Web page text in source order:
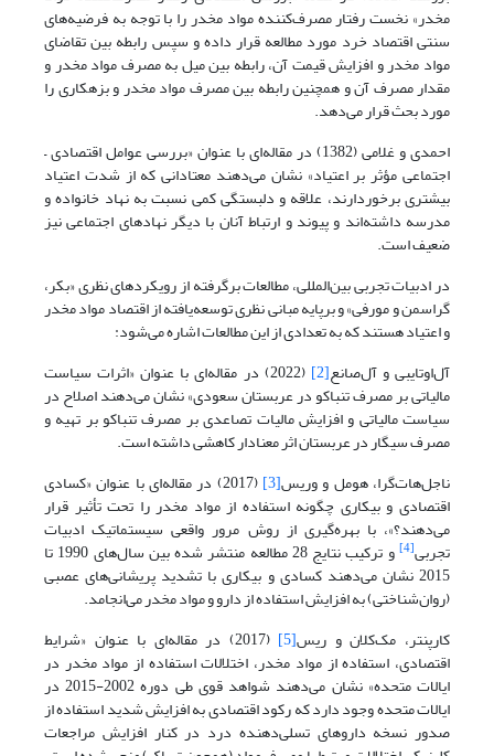
مخدر» نخست رفتار مصرف‌کننده مواد مخدر را با توجه به فرضیه‌های
سنتی اقتصاد خرد مورد مطالعه قرار داده و سپس رابطه بین تقاضای
مواد مخدر و افزایش قیمت آن، رابطه بین میل به مصرف مواد مخدر و
مقدار مصرف آن و همچنین رابطه بین مصرف مواد مخدر و بزهکاری را
مورد بحث قرار می‌دهد.
احمدی و غلامی (1382) در مقاله‌ای با عنوان «بررسی عوامل اقتصادی –
اجتماعی مؤثر بر اعتیاد» نشان می‌دهند معتادانی که از شدت اعتیاد
بیشتری برخوردارند، علاقه و دلبستگی کمی نسبت به نهاد خانواده و
مدرسه داشته‌اند و پیوند و ارتباط آنان با دیگر نهادهای اجتماعی نیز
ضعیف است.
در ادبیات تجربی بین‌المللی، مطالعات برگرفته از رویکردهای نظری «بکر،
گراسمن و مورفی» و برپایه مبانی نظری توسعه‌یافته از اقتصاد مواد مخدر
و اعتیاد هستند که به تعدادی از این مطالعات اشاره می‌شود:
آل‌اوتایبی و آل‌صانع[2] (2022) در مقاله‌ای با عنوان «اثرات سیاست
مالیاتی بر مصرف تنباکو در عربستان سعودی» نشان می‌دهند اصلاح در
سیاست مالیاتی و افزایش مالیات تصاعدی بر مصرف تنباکو بر تهیه و
مصرف سیگار در عربستان اثر معنادار کاهشی داشته است.
ناجل‌هات‌گرا، هومل و وریس[3] (2017) در مقاله‌ای با عنوان «کسادی
اقتصادی و بیکاری چگونه استفاده از مواد مخدر را تحت تأثیر قرار
می‌دهند؟»، با بهره‌گیری از روش مرور واقعی سیستماتیک ادبیات
تجربی[4] و ترکیب نتایج 28 مطالعه منتشر شده بین سال‌های 1990 تا
2015 نشان می‌دهند کسادی و بیکاری با تشدید پریشانی‌های عصبی
(روان‌شناختی) به افزایش استفاده از دارو و مواد مخدر می‌انجامد.
کارپنتر، مک‌کلان و ریس[5] (2017) در مقاله‌ای با عنوان «شرایط
اقتصادی، استفاده از مواد مخدر، اختلالات استفاده از مواد مخدر در
ایالات متحده» نشان می‌دهند شواهد قوی طی دوره 2002-2015 در
ایالات متحده وجود دارد که رکود اقتصادی به افزایش شدید استفاده از
صدور نسخه داروهای تسلی‌دهنده درد در کنار افزایش مراجعات